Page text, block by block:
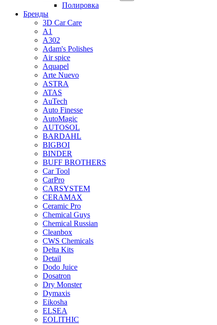
Полировка
Бренды
3D Car Care
A1
A302
Adam's Polishes
Air spice
Aquapel
Arte Nuevo
ASTRA
ATAS
AuTech
Auto Finesse
AutoMagic
AUTOSOL
BARDAHL
BIGBOI
BINDER
BUFF BROTHERS
Car Tool
CarPro
CARSYSTEM
CERAMAX
Ceramic Pro
Chemical Guys
Chemical Russian
Cleanbox
CWS Chemicals
Delta Kits
Detail
Dodo Juice
Dosatron
Dry Monster
Dymaxis
Eikosha
ELSEA
EOLITHIC